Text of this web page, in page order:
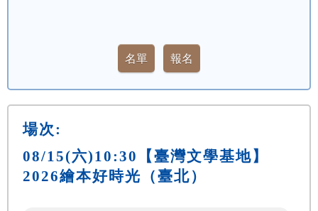
場次:
08/15(六)10:30【臺灣文學基地】
2026繪本好時光（臺北）